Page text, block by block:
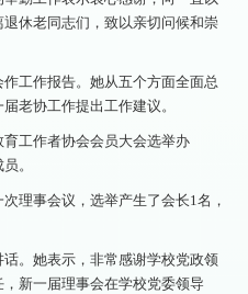
休老同志们，致以亲切问候和崇
工作报告。她从五个方面全面总
老协工作提出工作建议。
工作者协会会员大会选举办
。
理事会议，选举产生了会长1名，
。她表示，非常感谢学校党政领
新一届理事会在学校党委领导